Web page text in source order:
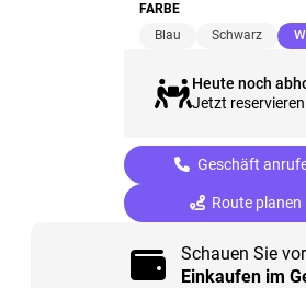
FARBE
Blau
Schwarz
Heute noch
Jetzt
Geschäft
Route planen
Schauen Sie
Einkaufen im